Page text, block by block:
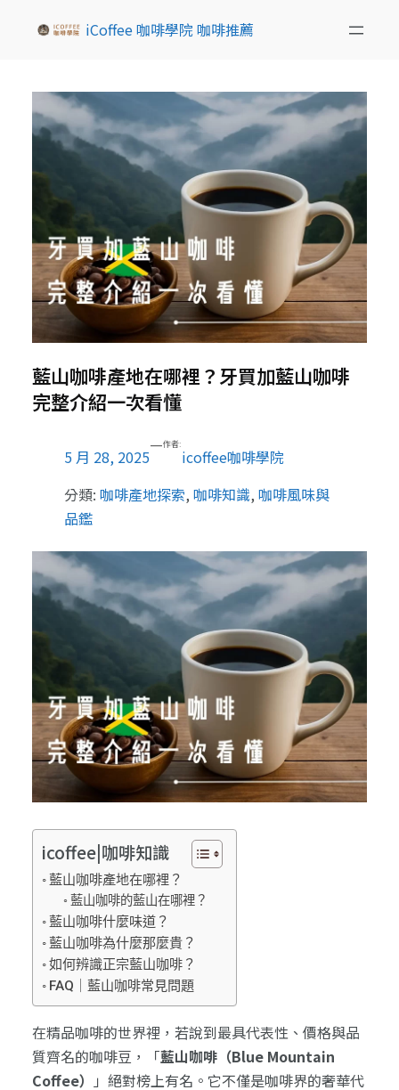
iCoffee 咖啡學院 咖啡推薦
藍山咖啡產地在哪裡？牙買加藍山咖啡
完整介紹一次看懂
5 月 28, 2025
—作者:
icoffee咖啡學院
分類: 咖啡產地探索, 咖啡知識, 咖啡風味與
品鑑
icoffee|咖啡知識
藍山咖啡產地在哪裡？
藍山咖啡的藍山在哪裡？
藍山咖啡什麼味道？
藍山咖啡為什麼那麼貴？
如何辨識正宗藍山咖啡？
FAQ｜藍山咖啡常見問題
在精品咖啡的世界裡，若說到最具代表性、價格與品
質齊名的咖啡豆，「藍山咖啡（Blue Mountain
Coffee）
」絕對榜上有名。它不僅是咖啡界的奢華代